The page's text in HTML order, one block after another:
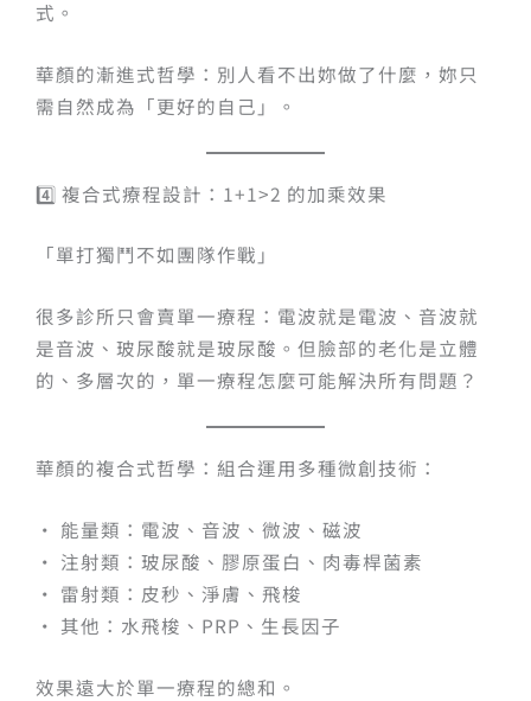
式。
華顏的漸進式哲學：別人看不出妳做了什麼，妳只
需自然成為「更好的自己」。
4️⃣ 複合式療程設計：1+1>2 的加乘效果
「單打獨鬥不如團隊作戰」
很多診所只會賣單一療程：電波就是電波、音波就
是音波、玻尿酸就是玻尿酸。但臉部的老化是立體
的、多層次的，單一療程怎麼可能解決所有問題？
華顏的複合式哲學：組合運用多種微創技術：
• 能量類：電波、音波、微波、磁波
• 注射類：玻尿酸、膠原蛋白、肉毒桿菌素
• 雷射類：皮秒、淨膚、飛梭
• 其他：水飛梭、PRP、生長因子
效果遠大於單一療程的總和。